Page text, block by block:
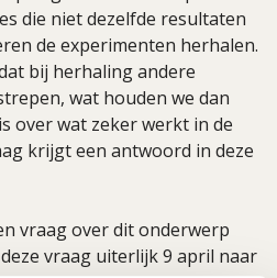
die niet dezelfde resultaten
de experimenten herhalen.
bij herhaling andere
wat houden we dan
over wat zeker werkt in de
krijgt een antwoord in deze
vraag over dit onderwerp
vraag uiterlijk 9 april naar